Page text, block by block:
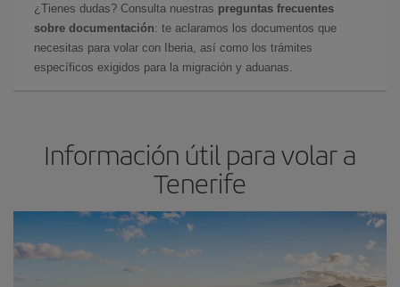
¿Tienes dudas? Consulta nuestras preguntas frecuentes
sobre documentación: te aclaramos los documentos que
necesitas para volar con Iberia, así como los trámites
específicos exigidos para la migración y aduanas.
Información útil para volar a
Tenerife